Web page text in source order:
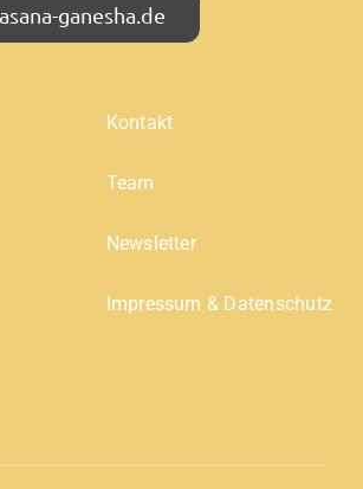
ganesha.de
Kontakt
Team
Newsletter
Impressum & Datenschutz